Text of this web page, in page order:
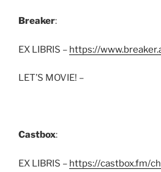
Breaker:
EX LIBRIS – https://
LET’S MOVIE! –
Castbox:
EX LIBRIS – https://castbox.fm/